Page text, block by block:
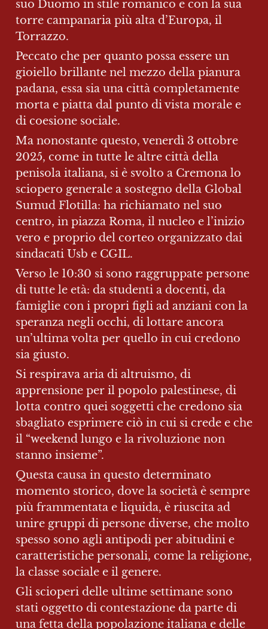
suo Duomo in stile romanico e con la sua
torre campanaria più alta d’Europa, il
Torrazzo.
Peccato che per quanto possa essere un
gioiello brillante nel mezzo della pianura
padana, essa sia una città completamente
morta e piatta dal punto di vista morale e
di coesione sociale.
Ma nonostante questo, venerdì 3 ottobre
2025, come in tutte le altre città della
penisola italiana, si è svolto a Cremona lo
sciopero generale a sostegno della Global
Sumud Flotilla: ha richiamato nel suo
centro, in piazza Roma, il nucleo e l’inizio
vero e proprio del corteo organizzato dai
sindacati Usb e CGIL.
Verso le 10:30 si sono raggruppate persone
di tutte le età: da studenti a docenti, da
famiglie con i propri figli ad anziani con la
speranza negli occhi, di lottare ancora
un’ultima volta per quello in cui credono
sia giusto.
Si respirava aria di altruismo, di
apprensione per il popolo palestinese, di
lotta contro quei soggetti che credono sia
sbagliato esprimere ciò in cui si crede e che
il “weekend lungo e la rivoluzione non
stanno insieme”.
Questa causa in questo determinato
momento storico, dove la società è sempre
più frammentata e liquida, è riuscita ad
unire gruppi di persone diverse, che molto
spesso sono agli antipodi per abitudini e
caratteristiche personali, come la religione,
la classe sociale e il genere.
Gli scioperi delle ultime settimane sono
stati oggetto di contestazione da parte di
una fetta della popolazione italiana e delle